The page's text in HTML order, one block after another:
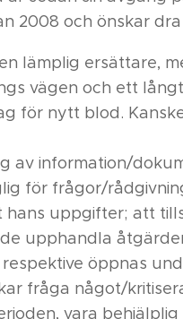
2008 och önskar
lämplig ersättare,
vägen och ett
för nytt blod.
av information/
för frågor/
uppgifter; att
upphandla
öppnas
fråga något/
vara